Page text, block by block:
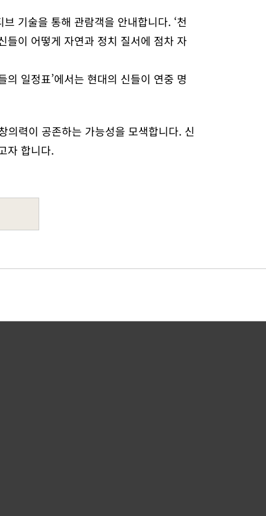
기술을 통해 관람객을 안내합니다. ‘천
들이 어떻게 자연과 정치 질서에 점차 자
의 일정표’에서는 현대의 신들이 연중 명
력이 공존하는 가능성을 모색합니다. 신
자 합니다.